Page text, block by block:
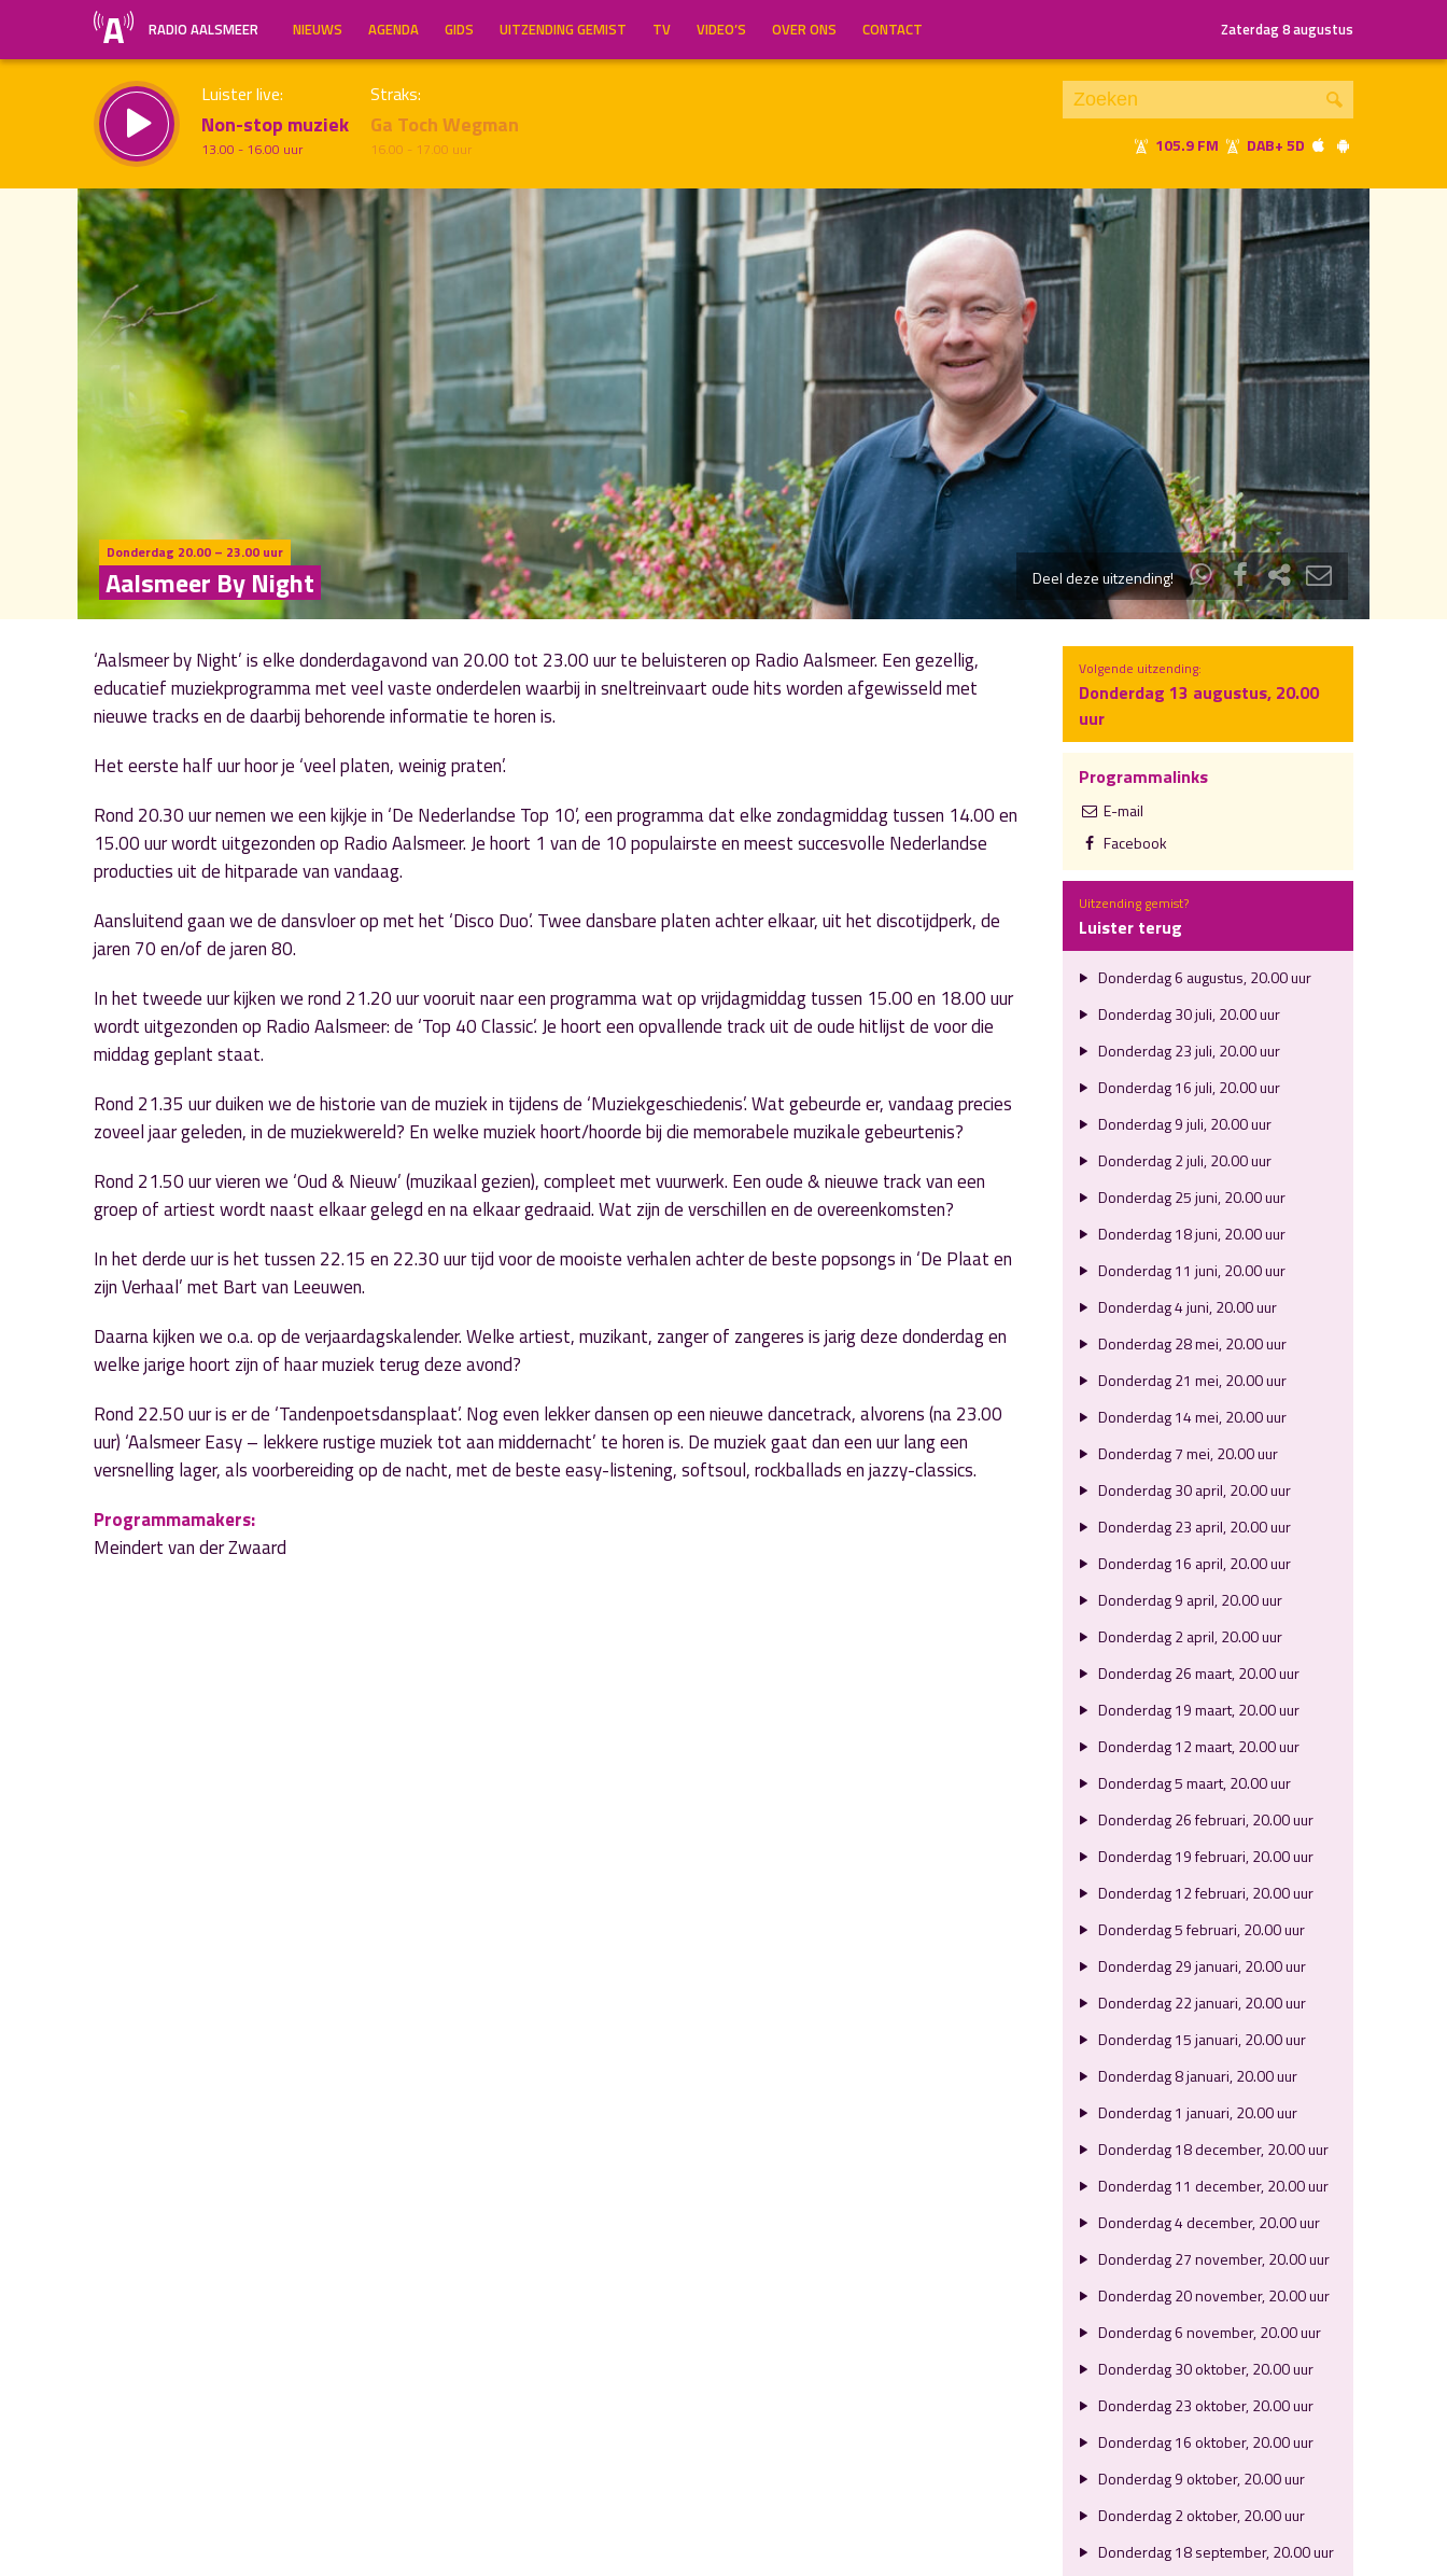
RADIO AALSMEER NIEUWS AGENDA GIDS UITZENDING GEMIST TV VIDEO’S OVER ONS CONTACT Zaterdag 8 augustus
Luister live:
Non-stop muziek
13.00 - 16.00 uur
Straks:
Ga Toch Wegman
16.00 - 17.00 uur 105.9 FM DAB+ 5D
22.00
Je luistert nu naar uur 1 van 2
Volgend uur»
Inklappen
Donderdag 20.00 – 23.00 uur
Aalsmeer By Night Deel deze uitzending!
‘Aalsmeer by Night’ is elke donderdagavond van 20.00 tot 23.00 uur te beluisteren op Radio Aalsmeer. Een gezellig,
educatief muziekprogramma met veel vaste onderdelen waarbij in sneltreinvaart oude hits worden afgewisseld met
nieuwe tracks en de daarbij behorende informatie te horen is.
Het eerste half uur hoor je ‘veel platen, weinig praten’.
Rond 20.30 uur nemen we een kijkje in ‘De Nederlandse Top 10’, een programma dat elke zondagmiddag tussen 14.00 en
15.00 uur wordt uitgezonden op Radio Aalsmeer. Je hoort 1 van de 10 populairste en meest succesvolle Nederlandse
producties uit de hitparade van vandaag.
Aansluitend gaan we de dansvloer op met het ‘Disco Duo’. Twee dansbare platen achter elkaar, uit het discotijdperk, de
jaren 70 en/of de jaren 80.
In het tweede uur kijken we rond 21.20 uur vooruit naar een programma wat op vrijdagmiddag tussen 15.00 en 18.00 uur
wordt uitgezonden op Radio Aalsmeer: de ‘Top 40 Classic’. Je hoort een opvallende track uit de oude hitlijst de voor die
middag geplant staat.
Rond 21.35 uur duiken we de historie van de muziek in tijdens de ‘Muziekgeschiedenis’. Wat gebeurde er, vandaag precies
zoveel jaar geleden, in de muziekwereld? En welke muziek hoort/hoorde bij die memorabele muzikale gebeurtenis?
Rond 21.50 uur vieren we ‘Oud & Nieuw’ (muzikaal gezien), compleet met vuurwerk. Een oude & nieuwe track van een
groep of artiest wordt naast elkaar gelegd en na elkaar gedraaid. Wat zijn de verschillen en de overeenkomsten?
In het derde uur is het tussen 22.15 en 22.30 uur tijd voor de mooiste verhalen achter de beste popsongs in ‘De Plaat en
zijn Verhaal’ met Bart van Leeuwen.
Daarna kijken we o.a. op de verjaardagskalender. Welke artiest, muzikant, zanger of zangeres is jarig deze donderdag en
welke jarige hoort zijn of haar muziek terug deze avond?
Rond 22.50 uur is er de ‘Tandenpoetsdansplaat’. Nog even lekker dansen op een nieuwe dancetrack, alvorens (na 23.00
uur) ‘Aalsmeer Easy – lekkere rustige muziek tot aan middernacht’ te horen is. De muziek gaat dan een uur lang een
versnelling lager, als voorbereiding op de nacht, met de beste easy-listening, softsoul, rockballads en jazzy-classics.
Programmamakers:
Meindert van der Zwaard
Volgende uitzending:
Donderdag 13 augustus, 20.00
uur
Programmalinks
E-mail
Facebook
Uitzending gemist?
Luister terug
Donderdag 6 augustus, 20.00 uur
Donderdag 30 juli, 20.00 uur
Donderdag 23 juli, 20.00 uur
Donderdag 16 juli, 20.00 uur
Donderdag 9 juli, 20.00 uur
Donderdag 2 juli, 20.00 uur
Donderdag 25 juni, 20.00 uur
Donderdag 18 juni, 20.00 uur
Donderdag 11 juni, 20.00 uur
Donderdag 4 juni, 20.00 uur
Donderdag 28 mei, 20.00 uur
Donderdag 21 mei, 20.00 uur
Donderdag 14 mei, 20.00 uur
Donderdag 7 mei, 20.00 uur
Donderdag 30 april, 20.00 uur
Donderdag 23 april, 20.00 uur
Donderdag 16 april, 20.00 uur
Donderdag 9 april, 20.00 uur
Donderdag 2 april, 20.00 uur
Donderdag 26 maart, 20.00 uur
Donderdag 19 maart, 20.00 uur
Donderdag 12 maart, 20.00 uur
Donderdag 5 maart, 20.00 uur
Donderdag 26 februari, 20.00 uur
Donderdag 19 februari, 20.00 uur
Donderdag 12 februari, 20.00 uur
Donderdag 5 februari, 20.00 uur
Donderdag 29 januari, 20.00 uur
Donderdag 22 januari, 20.00 uur
Donderdag 15 januari, 20.00 uur
Donderdag 8 januari, 20.00 uur
Donderdag 1 januari, 20.00 uur
Donderdag 18 december, 20.00 uur
Donderdag 11 december, 20.00 uur
Donderdag 4 december, 20.00 uur
Donderdag 27 november, 20.00 uur
Donderdag 20 november, 20.00 uur
Donderdag 6 november, 20.00 uur
Donderdag 30 oktober, 20.00 uur
Donderdag 23 oktober, 20.00 uur
Donderdag 16 oktober, 20.00 uur
Donderdag 9 oktober, 20.00 uur
Donderdag 2 oktober, 20.00 uur
Donderdag 18 september, 20.00 uur